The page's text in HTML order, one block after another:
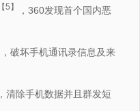
【5】
，360发现首个国内恶
，破坏手机通讯录信息及来
，清除手机数据并且群发短